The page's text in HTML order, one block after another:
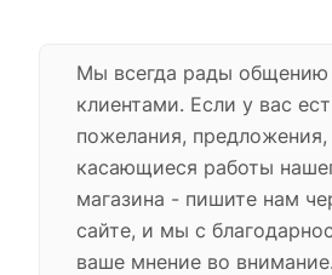
Мы всегда рады
клиентами. Если у вас
пожелания, предложения,
касающиеся работы
магазина - пишите нам
сайте, и мы с
ваше мнение во внимание.